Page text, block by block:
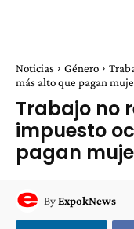
Noticias Género
más alto que pagan
Trabajo no
impuesto
pagan
ByExpokNews